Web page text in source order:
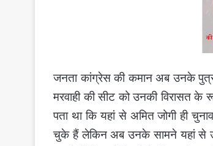
जनता कांग्रेस की कमान अब उनके पुत्र
मरवाही की सीट को उनकी विरासत
पता था कि यहां से अमित जोगी ही
चुके हैं लेकिन अब उनके सामने यहां से